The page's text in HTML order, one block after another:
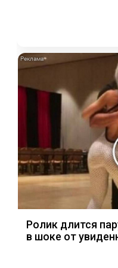
Ролик длится
в шоке от